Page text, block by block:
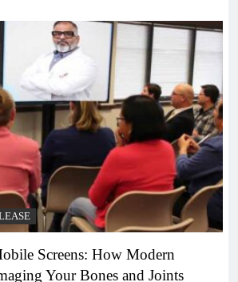
Screens: How Modern
Your Bones and Joints